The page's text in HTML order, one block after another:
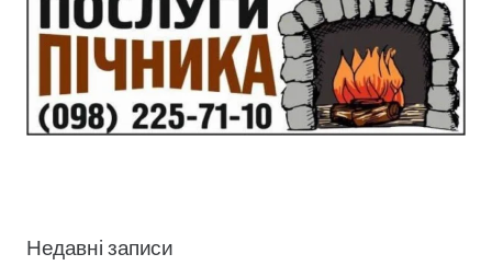
Недавні записи